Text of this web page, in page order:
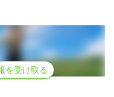
を受け取る